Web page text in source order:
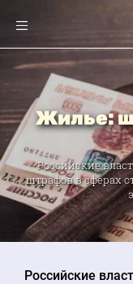
Жилье:
Российские
штрафов в сферах
Российские